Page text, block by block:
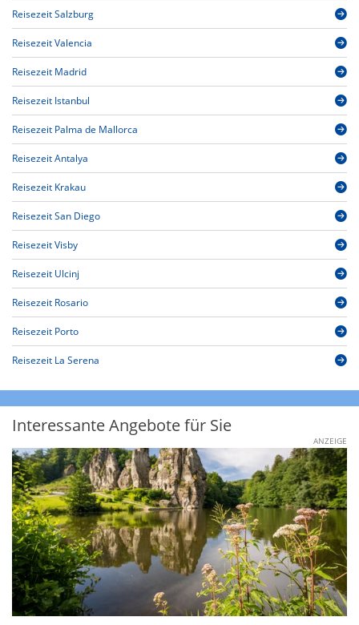
Reisezeit Salzburg
Reisezeit Valencia
Reisezeit Madrid
Reisezeit Istanbul
Reisezeit Palma de Mallorca
Reisezeit Antalya
Reisezeit Krakau
Reisezeit San Diego
Reisezeit Visby
Reisezeit Ulcinj
Reisezeit Rosario
Reisezeit Porto
Reisezeit La Serena
Interessante Angebote für Sie
ANZEIGE